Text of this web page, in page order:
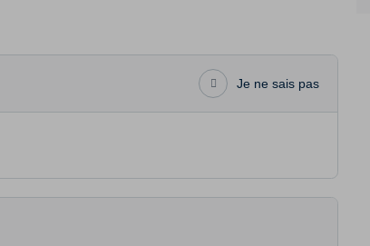
Je ne sais pas